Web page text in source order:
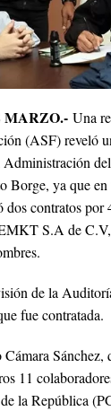
Una
(ASF) reveló
Borge, ya que en
contratos por
S.A de
de la
fue contratada.
Sánchez,
11
la República